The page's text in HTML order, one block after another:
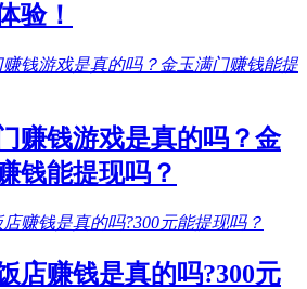
验！
赚钱游戏是真的吗？金
钱能提现吗？
店赚钱是真的吗?300元